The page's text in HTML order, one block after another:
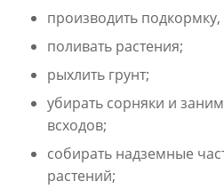
производить
поливать растения;
рыхлить грунт;
убирать сорняки и
всходов;
собирать надземные
растений;